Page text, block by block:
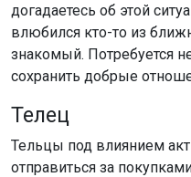
догадаетесь об этой
влюбился кто-то из
знакомый. Потребуется
сохранить добрые
Телец
Тельцы под влиянием
отправиться за